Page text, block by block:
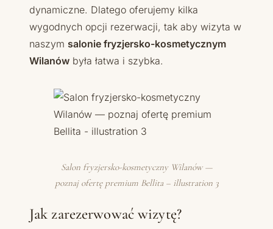
dynamiczne. Dlatego oferujemy kilka
wygodnych opcji rezerwacji, tak aby wizyta w
naszym salonie fryzjersko-kosmetycznym
Wilanów była łatwa i szybka.
Salon fryzjersko-kosmetyczny Wilanów —
poznaj ofertę premium Bellita – illustration 3
Jak zarezerwować wizytę?